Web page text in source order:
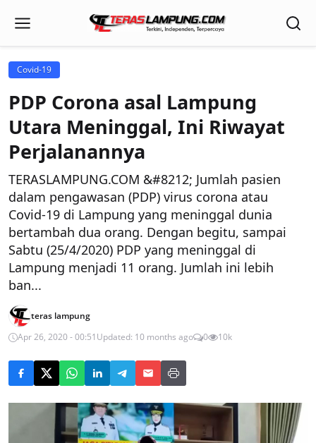
Covid-19
PDP Corona asal Lampung
Utara Meninggal, Ini Riwayat
Perjalanannya
TERASLAMPUNG.COM &#8212; Jumlah pasien
dalam pengawasan (PDP) virus corona atau
Covid-19 di Lampung yang meninggal dunia
bertambah dua orang. Dengan begitu, sampai
Sabtu (25/4/2020) PDP yang meninggal di
Lampung menjadi 11 orang. Jumlah ini lebih
ban...
teras lampung
Apr 26, 2020 - 00:51 Updated: 10 months ago 0 10k